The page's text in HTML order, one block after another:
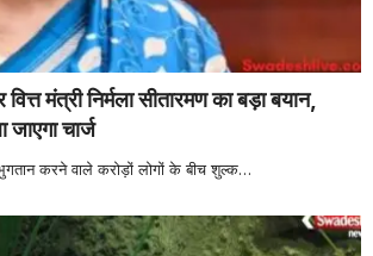
मंत्री निर्मला सीतारमण का बड़ा बयान,
चार्ज
करने वाले करोड़ों लोगों के बीच शुल्क…